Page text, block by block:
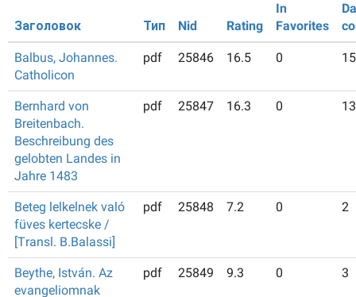
Заголовок Тип Nid Rating
In
Favorites
Balbus, Johannes.
Catholicon
pdf 25846 16.5 0 15
Bernhard von
Breitenbach.
Beschreibung des
gelobten Landes in
Jahre 1483
pdf 25847 16.3 0 13
Beteg lelkelnek való
füves kertecske /
[Transl. B.Balassi]
pdf 25848 7.2 0 2
Beythe, István. Az
evangeliomnak
pdf 25849 9.3 0 3